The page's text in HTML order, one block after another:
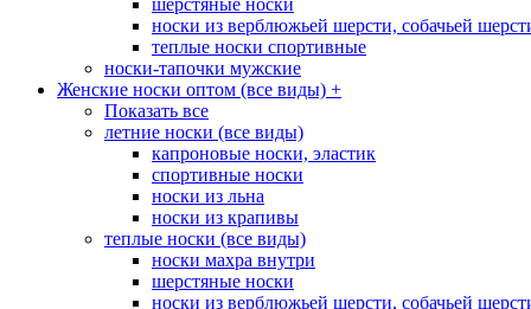
шерстяные носки
носки из верблюжьей шерсти, собачьей
теплые носки спортивные
носки-тапочки мужские
Женские носки оптом (все виды) +
Показать все
летние носки (все виды)
капроновые носки, эластик
спортивные носки
носки из льна
носки из крапивы
теплые носки (все виды)
носки махра внутри
шерстяные носки
носки из верблюжьей шерсти, собачьей